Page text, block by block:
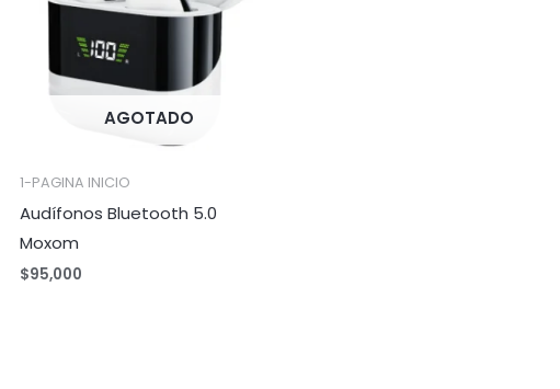
AGOTADO
1-PAGINA INICIO
Audífonos Bluetooth 5.0
Moxom
$95,000